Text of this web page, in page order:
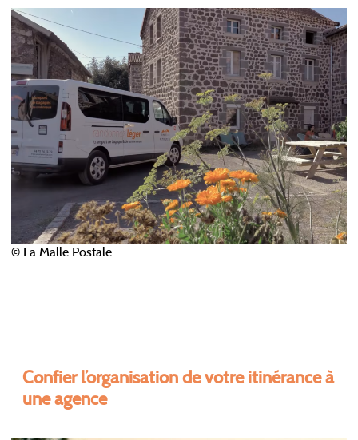
© La Malle Postale
Confier l’organisation de votre itinérance à
une agence